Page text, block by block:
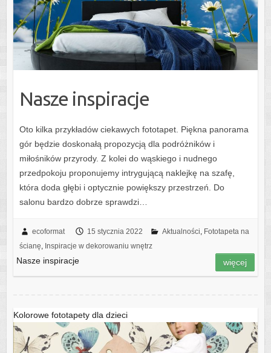
Nasze inspiracje
Oto kilka przykładów ciekawych fototapet. Piękna panorama
gór będzie doskonałą propozycją dla podróżników i
miłośników przyrody. Z kolei do wąskiego i nudnego
przedpokoju proponujemy intrygującą naklejkę na szafę,
która doda głębi i optycznie powiększy przestrzeń. Do
salonu bardzo dobrze sprawdzi…
ecoformat 15 stycznia 2022 Aktualności Fototapeta na
ścianę Inspiracje w dekorowaniu wnętrz
Nasze inspiracje więcej
Kolorowe fototapety dla dzieci